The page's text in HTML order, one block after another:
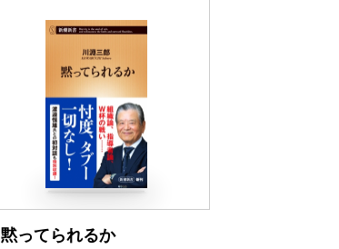
黙ってられるか